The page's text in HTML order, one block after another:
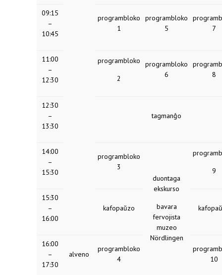
09:15
–
10:45
programbloko
1
programbloko
5
7
11:00
–
12:30
programbloko
2
programbloko
6
8
12:30
–
13:30
tagmanĝo
14:00
–
15:30
programbloko
3
duontaga
ekskurso
bavara
fervojista
muzeo
Nördlingen
9
15:30
–
16:00
kafopaŭzo
16:00
–
17:30
alveno
programbloko
4
10